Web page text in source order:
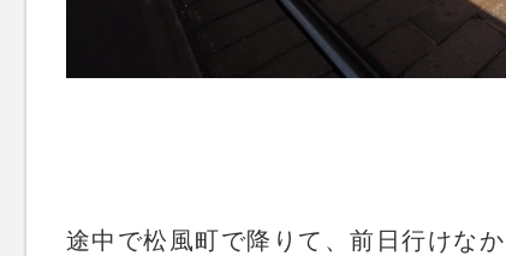
途中で松風町で降りて、前日行けな